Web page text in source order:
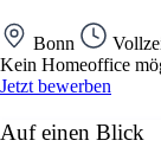
Bonn
Kein Homeoffice
Jetzt bewerben
Auf einen Blick